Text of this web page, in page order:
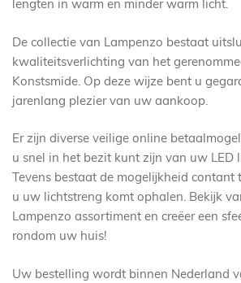
lengten in warm en minder warm licht.
De collectie van Lampenzo bestaat
kwaliteitsverlichting van het
Konstsmide. Op deze wijze bent u
jarenlang plezier van uw aankoop.
Er zijn diverse veilige online
u snel in het bezit kunt zijn van uw LED
Tevens bestaat de mogelijkheid contant
u uw lichtstreng komt ophalen. Bekijk
Lampenzo assortiment en creëer een
rondom uw huis!
Uw bestelling wordt binnen Nederland